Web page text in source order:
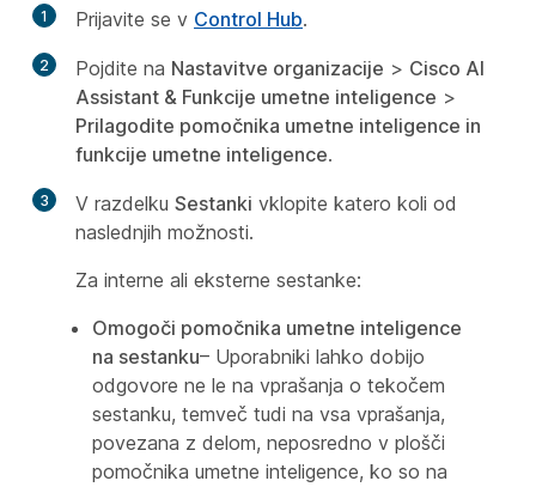
1 Prijavite se v Control Hub.
2 Pojdite na Nastavitve organizacije > Cisco AI
Assistant & Funkcije umetne inteligence >
Prilagodite pomočnika umetne inteligence in
funkcije umetne inteligence.
3 V razdelku Sestanki vklopite katero koli od
naslednjih možnosti.
Za interne ali eksterne sestanke:
Omogoči pomočnika umetne inteligence
na sestanku– Uporabniki lahko dobijo
odgovore ne le na vprašanja o tekočem
sestanku, temveč tudi na vsa vprašanja,
povezana z delom, neposredno v plošči
pomočnika umetne inteligence, ko so na